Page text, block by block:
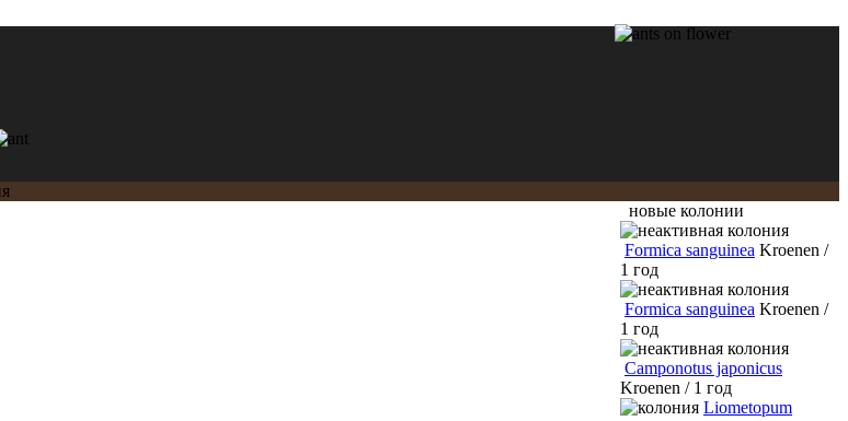
новые колонии
Formica sanguinea Kroenen /
1 год
Formica sanguinea Kroenen /
1 год
Camponotus japonicus
Kroenen / 1 год
Liometopum